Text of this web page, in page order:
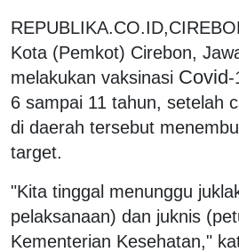
Kota (Pemkot) Cirebon,
melakukan vaksinasi Covid-
6 sampai 11 tahun, setelah
di daerah tersebut
target.
"Kita tinggal menunggu
pelaksanaan) dan juknis
Kementerian Kesehatan,"